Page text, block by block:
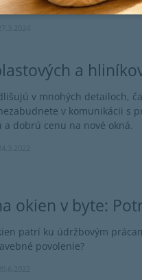
a
v mnohých detailoch,
v komunikácii s
a dobrú cenu na nové okná.
okien v byte:
patrí ku údržbovým
povolenie?